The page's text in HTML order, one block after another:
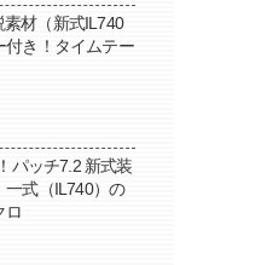
素材（新式IL740
付き！タイムテー
パッチ7.2 新式装
式（IL740）の
ロ